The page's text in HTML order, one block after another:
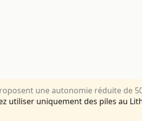
une autonomie réduite de
utiliser uniquement des piles au